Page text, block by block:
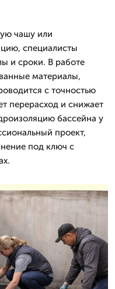
чашу или
специалисты
и сроки. В работе
материалы,
с точностью
перерасход и снижает
бассейна у
проект,
под ключ с